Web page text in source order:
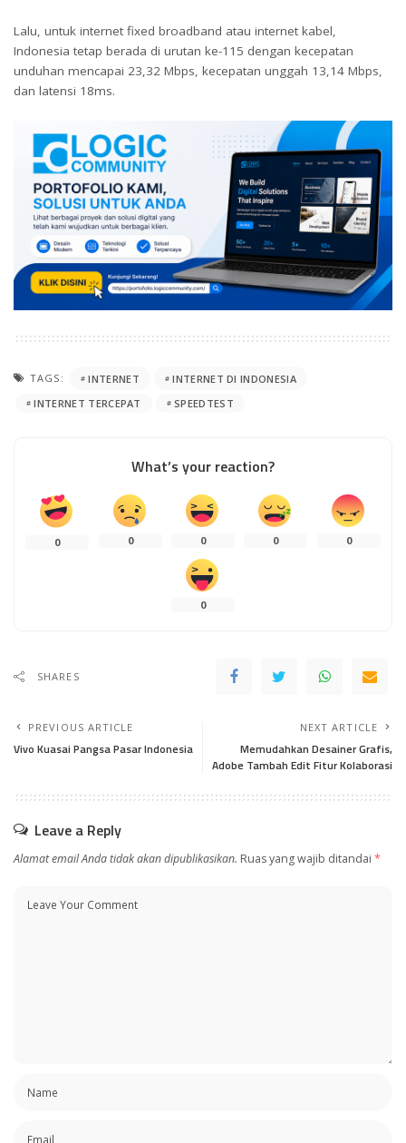
Lalu, untuk internet fixed broadband atau internet kabel,
Indonesia tetap berada di urutan ke-115 dengan kecepatan
unduhan mencapai 23,32 Mbps, kecepatan unggah 13,14 Mbps,
dan latensi 18ms.
TAGS: INTERNET
INTERNET DI INDONESIA
INTERNET TERCEPAT
SPEEDTEST
What’s your reaction?
0 0 0 0 0
0
SHARES
PREVIOUS ARTICLE
Vivo Kuasai Pangsa Pasar Indonesia
NEXT ARTICLE
Memudahkan Desainer Grafis,
Adobe Tambah Edit Fitur Kolaborasi
Leave a Reply
Alamat email Anda tidak akan dipublikasikan. Ruas yang wajib ditandai *